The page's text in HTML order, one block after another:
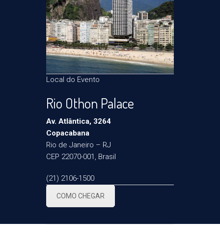
Local do Evento
Rio Othon Palace
Av. Atlântica, 3264
Copacabana
Rio de Janeiro – RJ
CEP 22070-001, Brasil
(21) 2106-1500
COMO CHEGAR